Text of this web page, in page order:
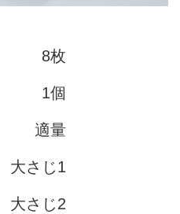
8枚
1個
適量
大さじ1
大さじ2